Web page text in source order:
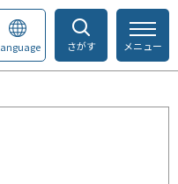
さがす メニュー